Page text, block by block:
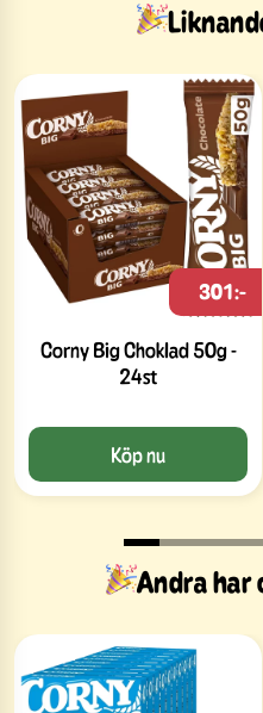
Corny Big Choklad 50g -
24st
301:-
Köp nu
Andra